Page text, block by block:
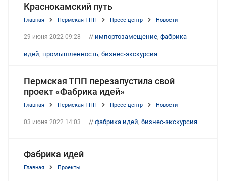
Краснокамский путь
Главная Пермская ТПП Пресс-центр Новости
29 июня 2022 09:28 // импортозамещение, фабрика
идей, промышленность, бизнес-экскурсия
Пермская ТПП перезапустила свой
проект «Фабрика идей»
Главная Пермская ТПП Пресс-центр Новости
03 июня 2022 14:03 // фабрика идей, бизнес-экскурсия
Фабрика идей
Главная Проекты